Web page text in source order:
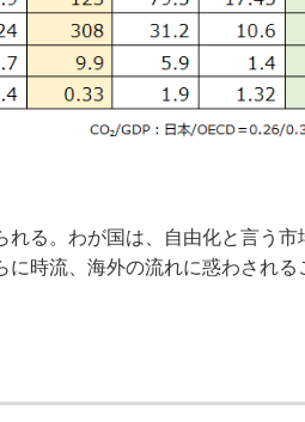
る。わが国は、自由化と言う市
時流、海外の流れに惑わされる